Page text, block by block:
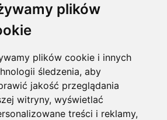
plików
plików cookie i innych
śledzenia, aby
jakość przeglądania
witryny, wyświetlać
treści i reklamy,
do odstapienia od umowy
i formy płatności
prywatności